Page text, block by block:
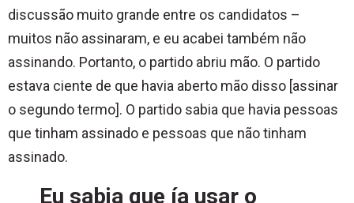
discussão muito grande entre os candidatos –
muitos não assinaram, e eu acabei também não
assinando. Portanto, o partido abriu mão. O partido
estava ciente de que havia aberto mão disso [assinar
o segundo termo]. O partido sabia que havia pessoas
que tinham assinado e pessoas que não tinham
assinado.
Eu sabia que ía usar o